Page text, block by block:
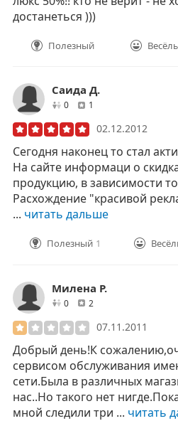
достанеться )))
Полезный
Саида Д.
0друзей1
02.12.2012
Сегодня наконец то стал
На сайте информаци о
продукцию, в зависимости
Расхождение "красивой
... читать дальше
Полезный 1
Милена Р.
0друзей
2
07.11.2011
Добрый день!К
сервисом обслуживания
сети.Была в различных
нас..Но такого нет
мной следили три ... читать